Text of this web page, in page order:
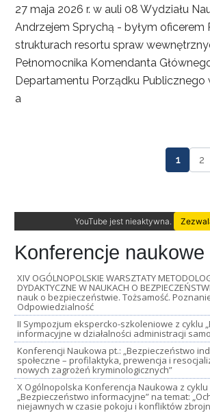
27 maja 2026 r. w auli 08 Wydziału
Andrzejem Sprychą - byłym
strukturach resortu spraw
Pełnomocnika Komendanta
Departamentu Porządku
a
1 2
YouTube jest nieaktywna.
Konferencje naukowe
XIV OGÓLNOPOLSKIE WARSZTATY
DYDAKTYCZNE W NAUKACH O
nauk o bezpieczeństwie. Tożsamość.
Odpowiedzialność
II Sympozjum ekspercko-szkoleniowe z cyklu
informacyjne w działalności administracji
Konferencji Naukowa pt.: „Bezpieczeństwo
społeczne – profilaktyka, prewencja i
nowych zagrożeń kryminologicznych”
X Ogólnopolska Konferencja Naukowa z cyklu
„Bezpieczeństwo informacyjne” na temat:
niejawnych w czasie pokoju i konfliktów